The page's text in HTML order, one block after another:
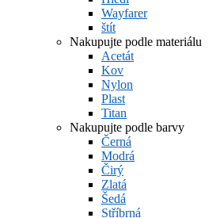
Wayfarer
štít
Nakupujte podle materiálu
Acetát
Kov
Nylon
Plast
Titan
Nakupujte podle barvy
Černá
Modrá
Čirý
Zlatá
Šedá
Stříbrná